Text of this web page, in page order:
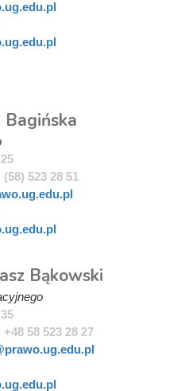
(58) 523 28 51
Bąkowski
+48 58 523 28 27